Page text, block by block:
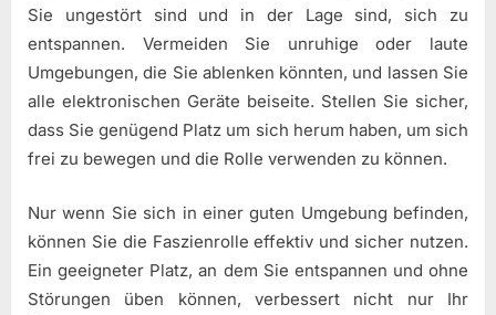
Sie ungestört sind und in der Lage sind, sich zu
entspannen. Vermeiden Sie unruhige oder laute
Umgebungen, die Sie ablenken könnten, und lassen Sie
alle elektronischen Geräte beiseite. Stellen Sie sicher,
dass Sie genügend Platz um sich herum haben, um sich
frei zu bewegen und die Rolle verwenden zu können.
Nur wenn Sie sich in einer guten Umgebung befinden,
können Sie die Faszienrolle effektiv und sicher nutzen.
Ein geeigneter Platz, an dem Sie entspannen und ohne
Störungen üben können, verbessert nicht nur Ihr